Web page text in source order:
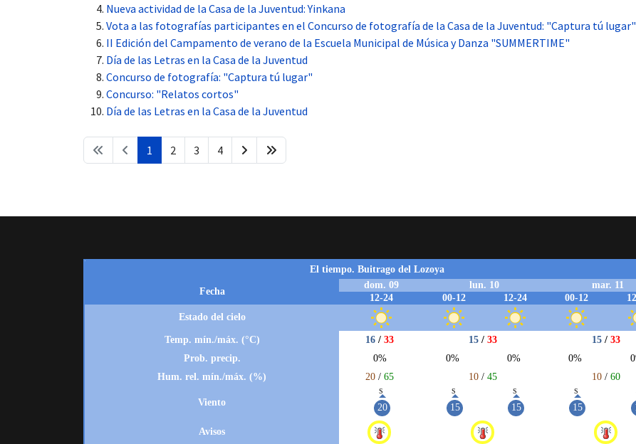
Nueva actividad de la Casa de la Juventud: Yinkana
Vota a las fotografías participantes en el Concurso de fotografía de la Casa de la Juventud: "Captura tú lugar"
II Edición del Campamento de verano de la Escuela Municipal de Música y Danza "SUMMERTIME"
Día de las Letras en la Casa de la Juventud
Concurso de fotografía: "Captura tú lugar"
Concurso: "Relatos cortos"
Día de las Letras en la Casa de la Juventud
1 2 3 4